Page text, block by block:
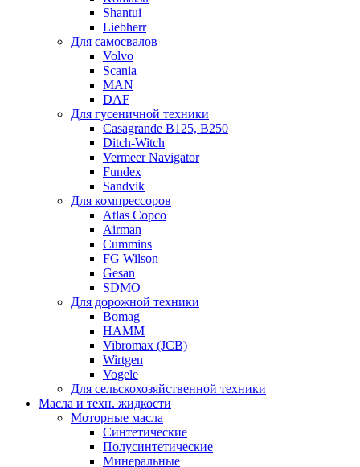
Shantui
Liebherr
Для самосвалов
Volvo
Scania
MAN
DAF
Для гусеничной техники
Casagrande B125, B250
Ditch-Witch
Vermeer Navigator
Fundex
Sandvik
Для компрессоров
Atlas Copco
Airman
Cummins
FG Wilson
Gesan
SDMO
Для дорожной техники
Bomag
HAMM
Vibromax (JCB)
Wirtgen
Vogele
Для сельскохозяйственной техники
Масла и техн. жидкости
Моторные масла
Синтетические
Полусинтетические
Минеральные